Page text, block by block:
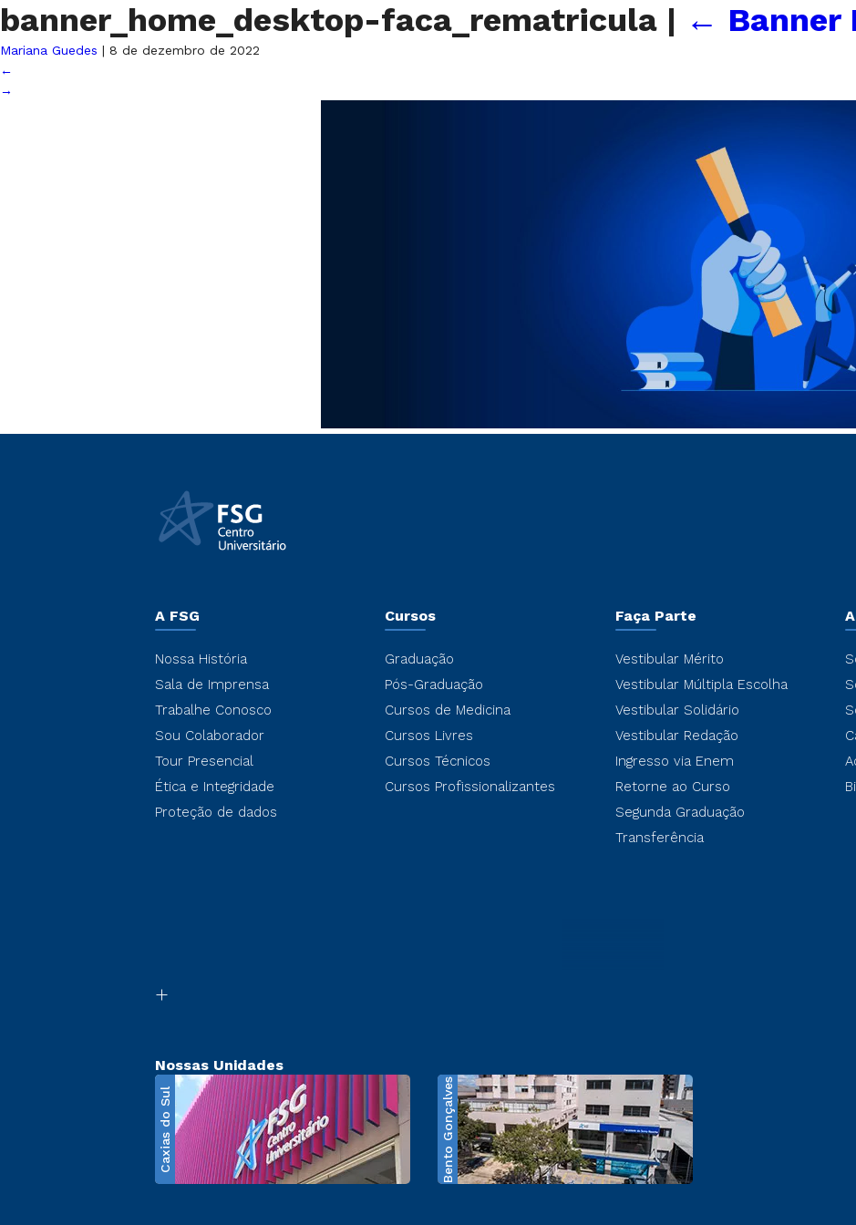
banner_home_desktop-faca_rematricula | ← Banner
Mariana Guedes | 8 de dezembro de 2022
←
→
A FSG
Nossa História
Sala de Imprensa
Trabalhe Conosco
Sou Colaborador
Tour Presencial
Ética e Integridade
Proteção de dados
Cursos
Graduação
Pós-Graduação
Cursos de Medicina
Cursos Livres
Cursos Técnicos
Cursos Profissionalizantes
Faça Parte
Vestibular Mérito
Vestibular Múltipla Escolha
Vestibular Solidário
Vestibular Redação
Ingresso via Enem
Retorne ao Curso
Segunda Graduação
Transferência
Nossas Unidades
Caxias do Sul Bento Gonçalves